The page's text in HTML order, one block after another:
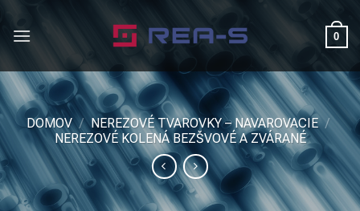
0
DOMOV / NEREZOVÉ TVAROVKY – NAVAROVACIE /
NEREZOVÉ KOLENÁ BEZŠVOVÉ A ZVÁRANÉ